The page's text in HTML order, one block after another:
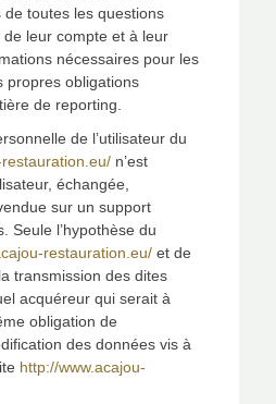
toutes les questions
leur compte et à leur
nécessaires pour les
propres obligations
de reporting.
de l’utilisateur du
n’est
échangée,
sur un support
Seule l’hypothèse du
restauration.eu/ et de
transmission des dites
acquéreur qui serait à
obligation de
des données vis à
http://www.acajou-